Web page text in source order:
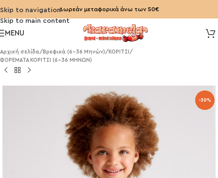
Skip to navigation
Skip to main content
Δωρεάν μεταφορικά άνω των 50€
MENU
Αρχική σελίδα/ Βρεφικά (6-36 Μηνών)/ ΚΟΡΙΤΣΙ /
ΦΟΡΕΜΑΤΑ ΚΟΡΙΤΣΙ (6-36 ΜΗΝΩΝ)
-30%